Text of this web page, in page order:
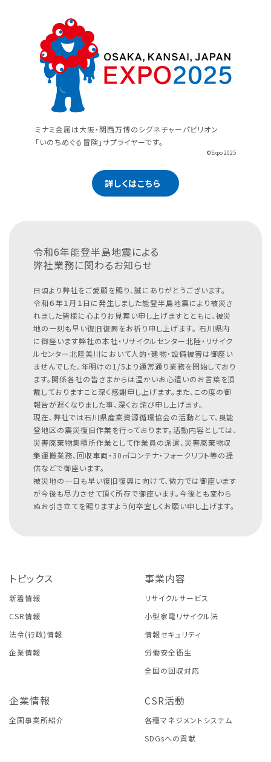
ミナミ金属は大阪・関西万博のシグネチャーパビリオン
「いのちめぐる冒険」サプライヤーです。
©Expo 2025
詳しくはこちら
令和6年能登半島地震による
弊社業務に関わるお知らせ
日頃より弊社をご愛顧を賜り、誠にありがとうございます。
令和６年１月１日に発生しました能登半島地震により被災さ
れました皆様に心よりお見舞い申し上げますとともに、被災
地の一刻も早い復旧復興をお祈り申し上げます。 石川県内
に御座います弊社の本社・リサイクルセンター北陸・リサイク
ルセンター北陸美川において人的・建物・設備被害は御座い
ませんでした。年明けの1/5より通常通り業務を開始しており
ます。関係各社の皆さまからは温かいお心遣いのお言葉を頂
戴しておりますこと深く感謝申し上げます。また、この度の御
報告が遅くなりました事、深くお詫び申し上げます。
現在、弊社では石川県産業資源循環協会の活動として、奥能
登地区の震災復旧作業を行っております。活動内容としては、
災害廃棄物集積所作業として作業員の派遣、災害廃棄物収
集運搬業務、回収車両・30㎥コンテナ・フォークリフト等の提
供などで御座います。
被災地の一日も早い復旧復興に向けて、微力では御座います
が今後も尽力させて頂く所存で御座います。今後とも変わら
ぬお引き立てを賜りますよう何卒宜しくお願い申し上げます。
トピックス
新着情報
CSR情報
法令(行政)情報
企業情報
事業内容
リサイクルサービス
小型家電リサイクル法
情報セキュリティ
労働安全衛生
全国の回収対応
企業情報
全国事業所紹介
CSR活動
各種マネジメントシステム
SDGsへの貢献